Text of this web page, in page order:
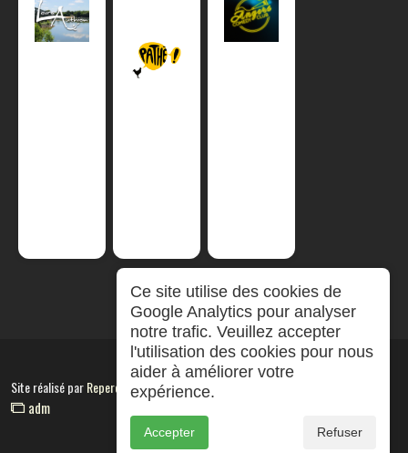
Site réalisé parRepereCom
adm
Ce site utilise des cookies de
Google Analytics pour analyser
notre trafic. Veuillez accepter
l'utilisation des cookies pour nous
aider à améliorer votre
expérience.
Accepter Refuser